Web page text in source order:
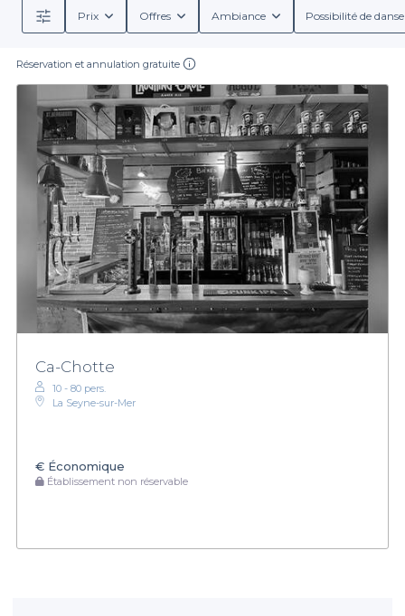
Prix Offres Ambiance Possibilité de
Réservation et annulation gratuite
Ca-Chotte
10 - 80 pers.
La Seyne-sur-Mer
€ Économique
Établissement non réservable